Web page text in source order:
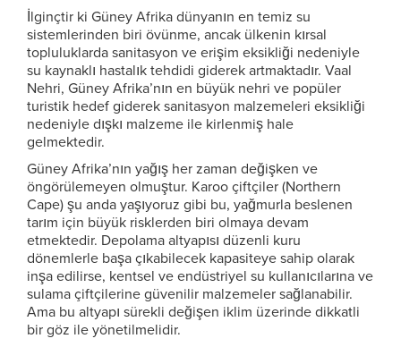
İlginçtir ki Güney Afrika dünyanın en temiz su
sistemlerinden biri övünme, ancak ülkenin kırsal
topluluklarda sanitasyon ve erişim eksikliği nedeniyle
su kaynaklı hastalık tehdidi giderek artmaktadır. Vaal
Nehri, Güney Afrika’nın en büyük nehri ve popüler
turistik hedef giderek sanitasyon malzemeleri eksikliği
nedeniyle dışkı malzeme ile kirlenmiş hale
gelmektedir.
Güney Afrika’nın yağış her zaman değişken ve
öngörülemeyen olmuştur. Karoo çiftçiler (Northern
Cape) şu anda yaşıyoruz gibi bu, yağmurla beslenen
tarım için büyük risklerden biri olmaya devam
etmektedir. Depolama altyapısı düzenli kuru
dönemlerle başa çıkabilecek kapasiteye sahip olarak
inşa edilirse, kentsel ve endüstriyel su kullanıcılarına ve
sulama çiftçilerine güvenilir malzemeler sağlanabilir.
Ama bu altyapı sürekli değişen iklim üzerinde dikkatli
bir göz ile yönetilmelidir.